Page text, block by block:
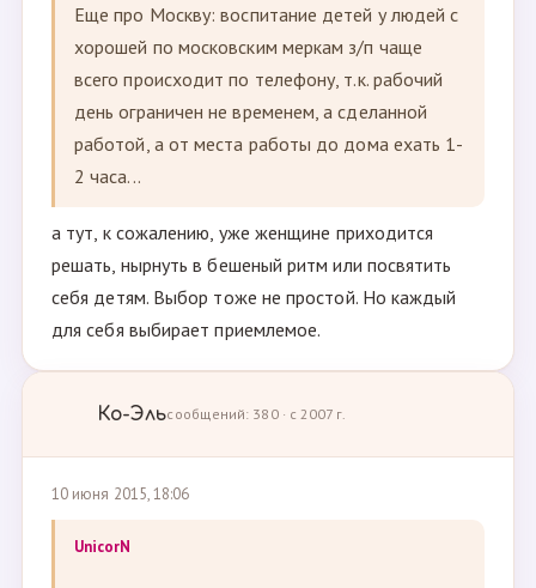
Еще про Москву: воспитание детей у людей с
хорошей по московским меркам з/п чаще
всего происходит по телефону, т.к. рабочий
день ограничен не временем, а сделанной
работой, а от места работы до дома ехать 1-
2 часа...
а тут, к сожалению, уже женщине приходится
решать, нырнуть в бешеный ритм или посвятить
себя детям. Выбор тоже не простой. Но каждый
для себя выбирает приемлемое.
Ко-Эльсообщений: 380 · с 2007 г.
10 июня 2015, 18:06
UnicorN